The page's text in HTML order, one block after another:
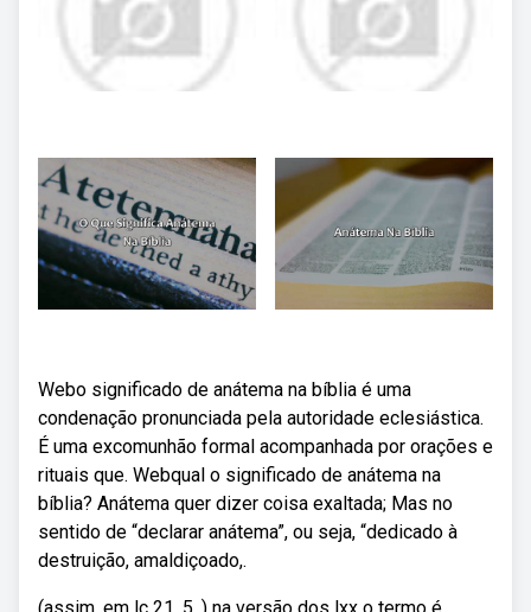
Webo significado de anátema na bíblia é uma
condenação pronunciada pela autoridade eclesiástica.
É uma excomunhão formal acompanhada por orações e
rituais que. Webqual o significado de anátema na
bíblia? Anátema quer dizer coisa exaltada; Mas no
sentido de “declarar anátema”, ou seja, “dedicado à
destruição, amaldiçoado,.